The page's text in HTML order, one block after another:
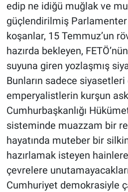
edip ne idiğü muğlak ve
güçlendirilmiş
koşanlar, 15 Temmuz’un
hazırda bekleyen,
suyuna giren yozlaşmış
Bunların sadece
emperyalistlerin kurşun
Cumhurbaşkanlığı
sisteminde muazzam bir
hayatında muteber bir
hazırlamak isteyen
çevrelere
Cumhuriyet demokrasiyle